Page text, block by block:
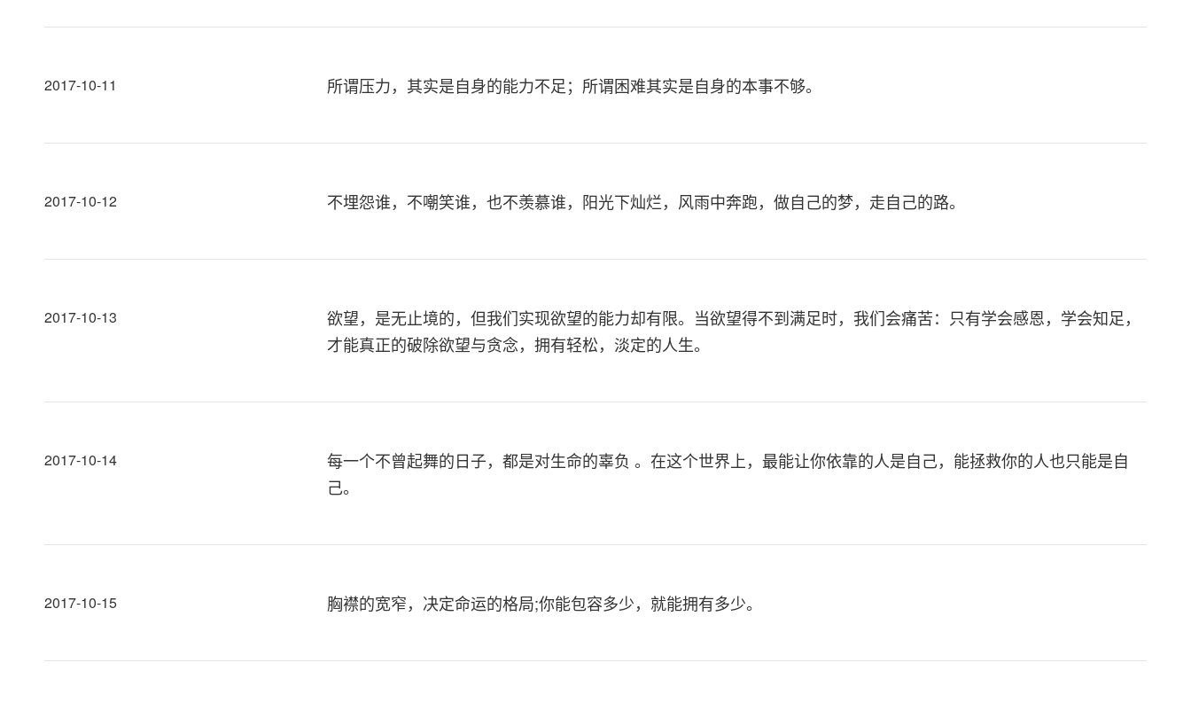
2017-10-11 所谓压力，其实是自身的能力不足；所谓困难其实是自身的本事不够。
2017-10-12 不埋怨谁，不嘲笑谁，也不羡慕谁，阳光下灿烂，风雨中奔跑，做自己的梦，走自己的路。
2017-10-13
欲望，是无止境的，但我们实现欲望的能力却有限。当欲望得不到满足时，我们会痛苦：只有学会感恩，学会知足，
才能真正的破除欲望与贪念，拥有轻松，淡定的人生。
2017-10-14
每一个不曾起舞的日子，都是对生命的辜负 。在这个世界上，最能让你依靠的人是自己，能拯救你的人也只能是自
己。
2017-10-15 胸襟的宽窄，决定命运的格局;你能包容多少，就能拥有多少。